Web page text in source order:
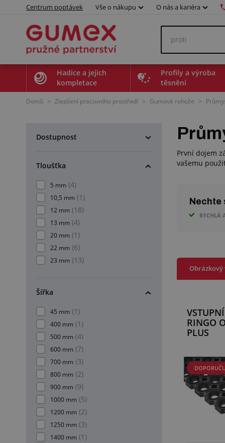
Centrum poptávek Vše o nákupu O nás a kariéra
Hadice a jejich
kompletace
Profily a výroba
těsnění
Domů > Zlepšení pracovního prostředí > Gumové rohože >
Dostupnost
Tloušťka
5 mm (4)
10,5 mm (1)
12 mm (18)
13 mm (4)
20 mm (1)
22 mm (6)
23 mm (13)
Šířka
45 mm (1)
400 mm (1)
500 mm (4)
600 mm (7)
700 mm (3)
800 mm (2)
900 mm (9)
1000 mm (5)
1200 mm (2)
1250 mm (3)
1400 mm (1)
První dojem
vašemu
Nechte
RYCHLÁ
Obrázkový
RINGO
PLUS